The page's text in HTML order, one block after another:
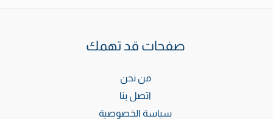
صفحات قد تهمك
من نحن
اتصل بنا
سياسة الخصوصية